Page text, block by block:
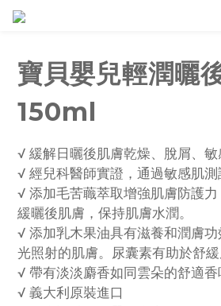
寶貝嬰兒輕潤曬
150ml
√ 緩解日曬後肌膚乾燥、脫屑、
√ 經兒科醫師實證，通過敏感肌測
√ 添加毛苦蘵萃取增強肌膚防護
緩曬後肌膚，保持肌膚水潤。
√ 添加乳木果油具有滋養和潤膚
光照射的肌膚。尿囊素有助於舒緩
√ 帶有淡淡麝香如同雲朵的舒適香
√ 義大利原裝進口